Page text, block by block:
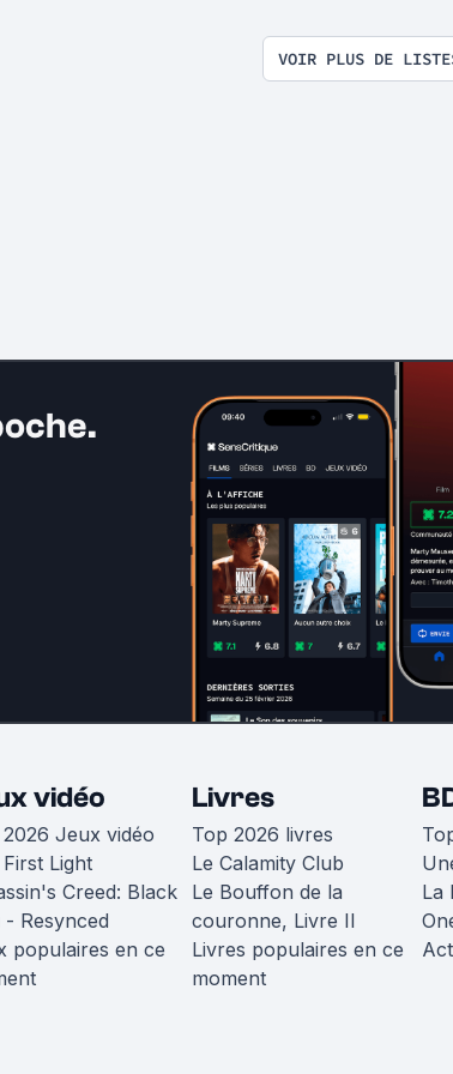
VOIR PLUS DE
vidéo
Jeux vidéo
Light
Creed: Black
- Resynced
populaires en ce
Livres
Top 2026 livres
Le Calamity Club
Le Bouffon de la
couronne, Livre II
Livres populaires en ce
moment
La